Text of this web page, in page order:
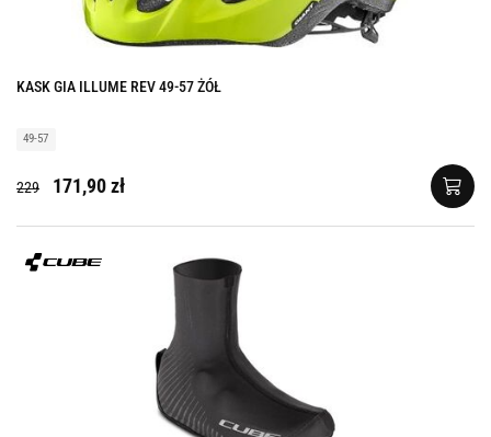
KASK GIA ILLUME REV 49-57 ŻÓŁ
49-57
229 171,90 zł